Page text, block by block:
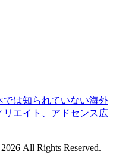
は知られていない海外
エイト、アドセンス広
All Rights Reserved.